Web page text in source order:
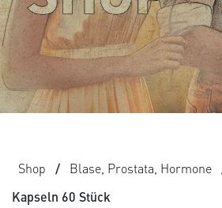
Shop / Blase, Prostata, Hormone
Kapseln 60 Stück